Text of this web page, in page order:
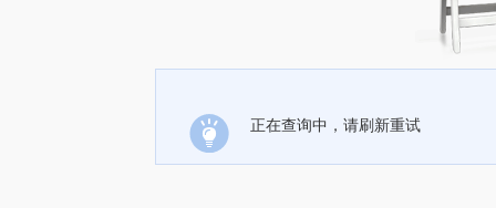
正在查询中，请刷新重试